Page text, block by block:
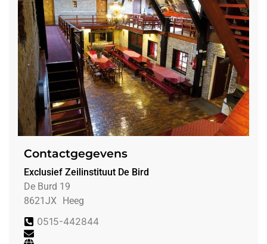
Contactgegevens
Exclusief Zeilinstituut De Bird
De Burd 19
8621JX
Heeg
0515-442844